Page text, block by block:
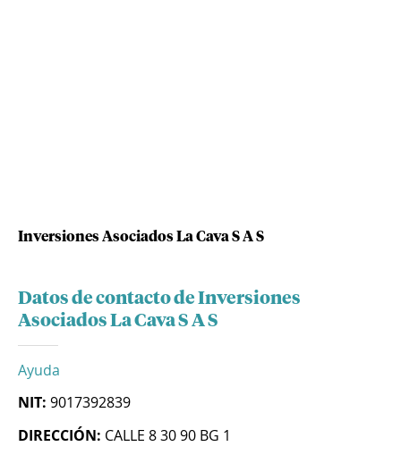
Inversiones Asociados La Cava S A S
Datos de contacto de Inversiones
Asociados La Cava S A S
Ayuda
NIT: 9017392839
DIRECCIÓN: CALLE 8 30 90 BG 1